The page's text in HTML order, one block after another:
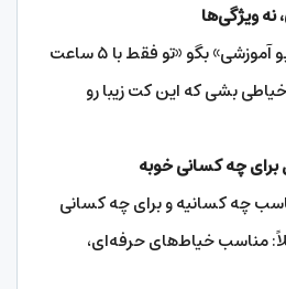
نه ویژگی‌ها
نگو «۵ ساعت ویدیو آموزشی» بگو «تو فقط با ۵ ساعت
بشی که این کت زیبا رو
چه کسانی خوبه
چه کسانیه و برای چه کسانی
مناسب خیاط‌های حرفه‌ای،